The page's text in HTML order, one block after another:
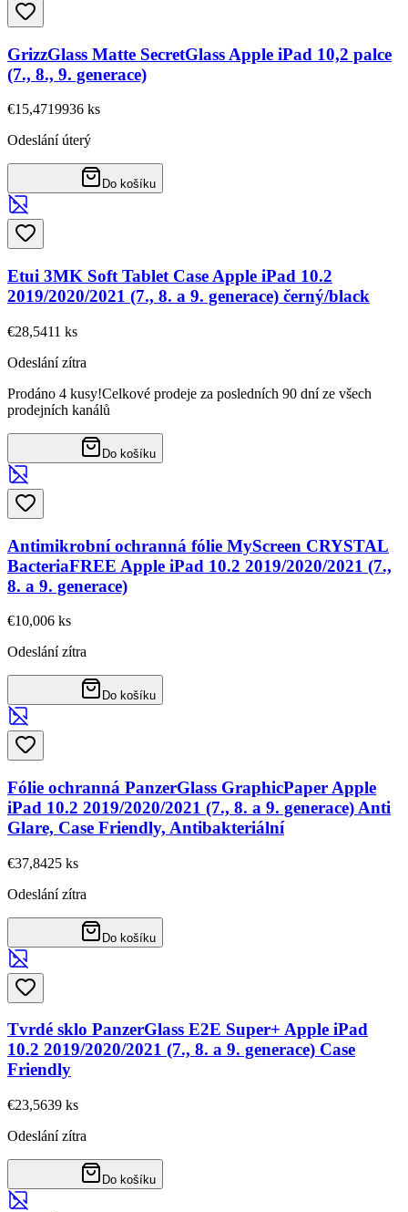
GrizzGlass Matte SecretGlass Apple iPad 10,2 palce
(7., 8., 9. generace)
€15,4719936 ks
Odeslání úterý
Do košíku
Etui 3MK Soft Tablet Case Apple iPad 10.2
2019/2020/2021 (7., 8. a 9. generace) černý/black
€28,5411 ks
Odeslání zítra
Prodáno 4 kusy!Celkové prodeje za posledních 90 dní ze všech
prodejních kanálů
Do košíku
Antimikrobní ochranná fólie MyScreen CRYSTAL
BacteriaFREE Apple iPad 10.2 2019/2020/2021 (7.,
8. a 9. generace)
€10,006 ks
Odeslání zítra
Do košíku
Fólie ochranná PanzerGlass GraphicPaper Apple
iPad 10.2 2019/2020/2021 (7., 8. a 9. generace) Anti
Glare, Case Friendly, Antibakteriální
€37,8425 ks
Odeslání zítra
Do košíku
Tvrdé sklo PanzerGlass E2E Super+ Apple iPad
10.2 2019/2020/2021 (7., 8. a 9. generace) Case
Friendly
€23,5639 ks
Odeslání zítra
Do košíku